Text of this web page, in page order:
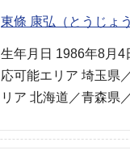
東條 康弘（とうじょ
生年月日 1986年8月
応可能エリア 埼玉県
リア 北海道／青森県